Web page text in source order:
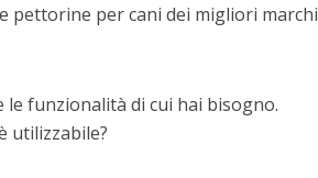
pettorine per cani dei migliori marchi
le funzionalità di cui hai bisogno.
utilizzabile?